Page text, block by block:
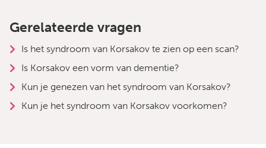
Gerelateerde vragen
Is het syndroom van Korsakov te zien op een scan?
Is Korsakov een vorm van dementie?
Kun je genezen van het syndroom van Korsakov?
Kun je het syndroom van Korsakov voorkomen?